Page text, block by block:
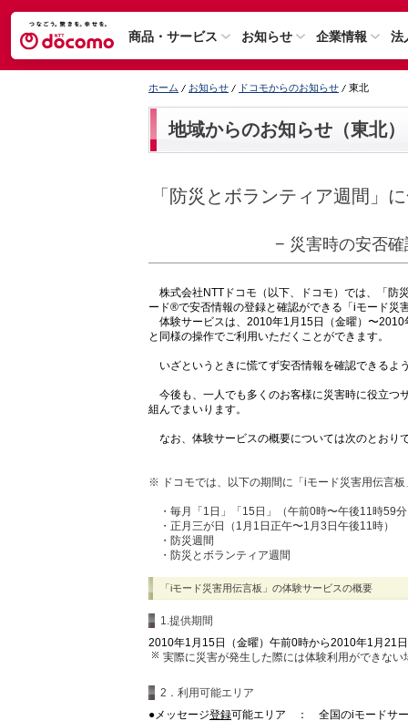
商品・サービス お知らせ 企業情報 法
ホーム お知らせ ドコモからのお知らせ 東北
地域からのお知らせ（東北）
「防災とボランティア週間」
− 災害時の安否
株式会社NTTドコモ（以下、ドコモ）では、「防
ード®で安否情報の登録と確認ができる「iモード災
体験サービスは、2010年1月15日（金曜）〜2010
と同様の操作でご利用いただくことができます。
いざというときに慌てず安否情報を確認できるよ
今後も、一人でも多くのお客様に災害時に役立つ
組んでまいります。
なお、体験サービスの概要については次のとおり
※ ドコモでは、以下の期間に「iモード災害用伝言
・毎月「1日」「15日」（午前0時〜午後11時59
・正月三が日（1月1日正午〜1月3日午後11時）
・防災週間
・防災とボランティア週間
「iモード災害用伝言板」の体験サービスの概要
1.提供期間
2010年1月15日（金曜）午前0時から2010年1月21
実際に災害が発生した際には体験利用ができない
2．利用可能エリア
●メッセージ登録可能エリア ： 全国のiモードサー